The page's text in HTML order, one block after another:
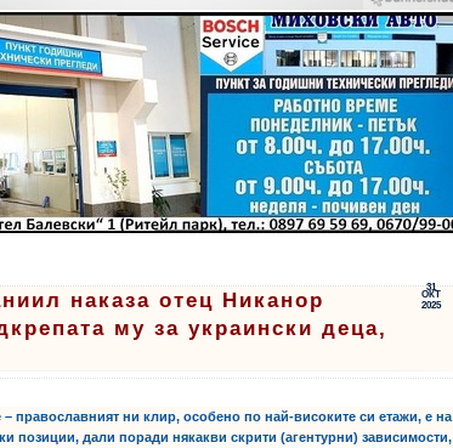
31
ОКТ
2025
наказа отец Никанор
му за украински деца,
– православният ни клир, особено по най-високите си етажи, е на
позиции, дали поради някакви скрити (агентурни) зависимости,